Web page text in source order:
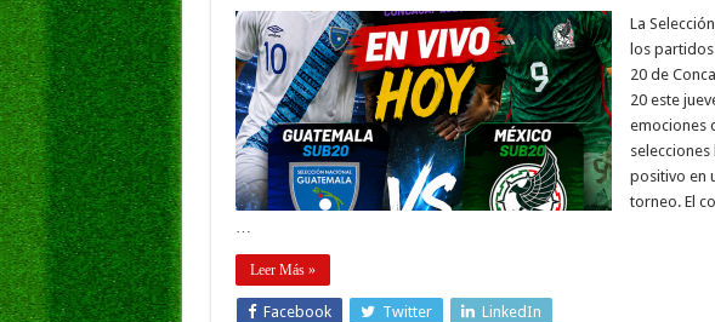
La
los
20 de
20 este
emociones
positivo en
torneo. El
…
Leer Más »
Facebook Twitter LinkedIn